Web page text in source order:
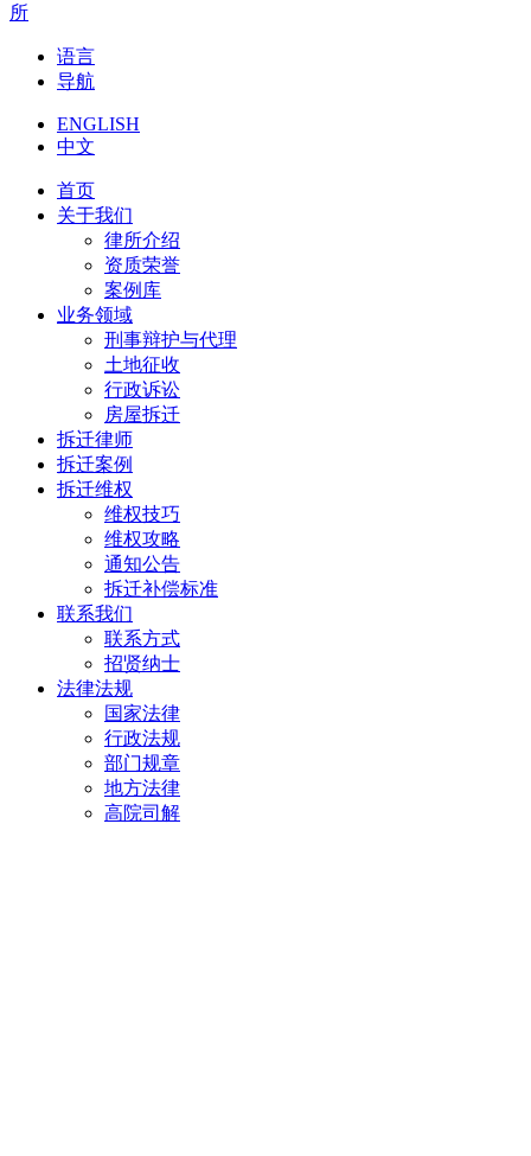
语言
导航
ENGLISH
中文
首页
关于我们
律所介绍
资质荣誉
案例库
业务领域
刑事辩护与代理
土地征收
行政诉讼
房屋拆迁
拆迁律师
拆迁案例
拆迁维权
维权技巧
维权攻略
通知公告
拆迁补偿标准
联系我们
联系方式
招贤纳士
法律法规
国家法律
行政法规
部门规章
地方法律
高院司解